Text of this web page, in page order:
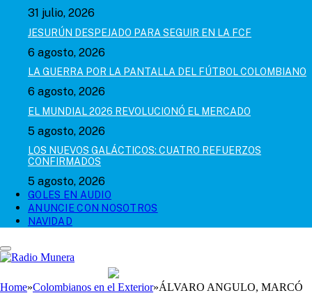
31 julio, 2026
JESURÚN DESPEJADO PARA SEGUIR EN LA FCF
6 agosto, 2026
LA GUERRA POR LA PANTALLA DEL FÚTBOL COLOMBIANO
6 agosto, 2026
EL MUNDIAL 2026 REVOLUCIONÓ EL MERCADO
5 agosto, 2026
LOS NUEVOS GALÁCTICOS: CUATRO REFUERZOS
CONFIRMADOS
5 agosto, 2026
GOLES EN AUDIO
ANUNCIE CON NOSOTROS
NAVIDAD
Home»Colombianos en el Exterior»ÁLVARO ANGULO, MARCÓ